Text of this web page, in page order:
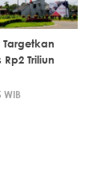
Targetkan
Triliun